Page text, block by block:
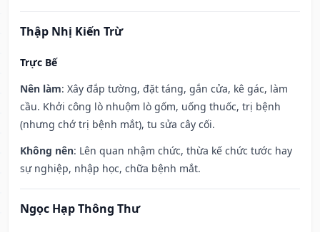
Thập Nhị Kiến Trừ
Trực Bế
Nên làm: Xây đắp tường, đặt táng, gắn cửa, kê gác, làm
cầu. Khởi công lò nhuộm lò gốm, uống thuốc, trị bệnh
(nhưng chớ trị bệnh mắt), tu sửa cây cối.
Không nên: Lên quan nhậm chức, thừa kế chức tước hay
sự nghiệp, nhập học, chữa bệnh mắt.
Ngọc Hạp Thông Thư